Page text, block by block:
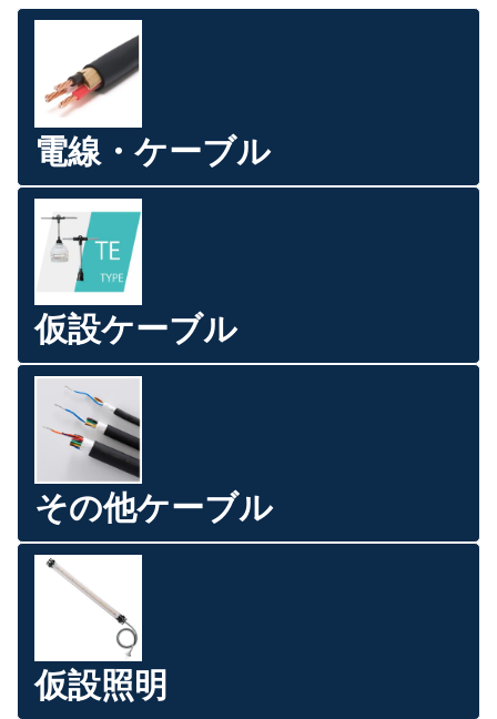
電線・ケーブル
仮設ケーブル
その他ケーブル
仮設照明